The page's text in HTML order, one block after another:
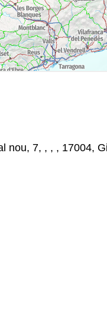
nou, 7, , , , 17004,